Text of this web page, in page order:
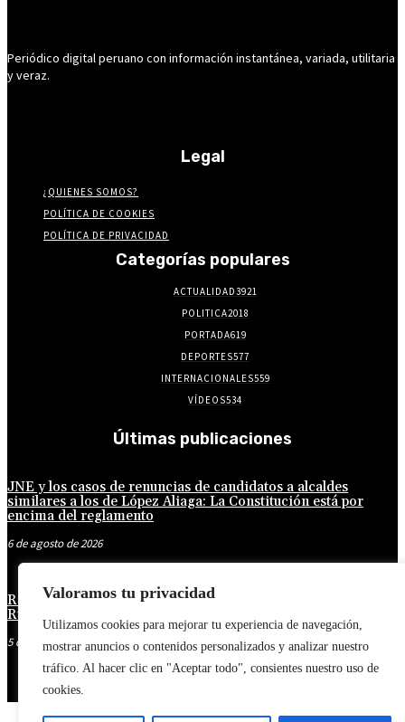
Valoramos tu privacidad
Utilizamos cookies para mejorar tu experiencia de navegación,
mostrar anuncios o contenidos personalizados y analizar nuestro
tráfico. Al hacer clic en "Aceptar todo", consientes nuestro uso de
cookies.
Periódico digital peruano con información instantánea, variada, utilitaria
y veraz.
Legal
¿QUIENES SOMOS?
POLÍTICA DE COOKIES
POLÍTICA DE PRIVACIDAD
Categorías populares
ACTUALIDAD3921
POLITICA2018
PORTADA619
DEPORTES577
INTERNACIONALES559
VÍDEOS534
Últimas publicaciones
JNE y los casos de renuncias de candidatos a alcaldes
similares a los de López Aliaga: La Constitución está por
encima del reglamento
6 de agosto de 2026
Rafael López Aliaga recibe sin rubor la renuncia de Luis
Rubio a la candidatura a la alcaldía de Lima
5 de agosto de 2026